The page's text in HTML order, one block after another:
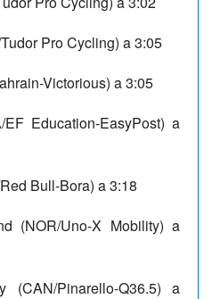
Pro Cycling) a 3:05
Victorious) a 3:05
Education-EasyPost) a
Bull-Bora) a 3:18
(NOR/Uno-X Mobility) a
(CAN/Pinarello-Q36.5) a